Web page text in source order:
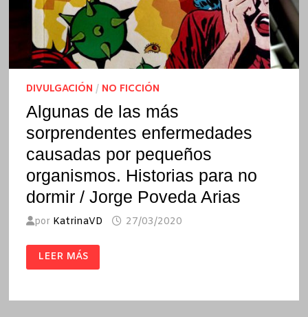
DIVULGACIÓN / NO FICCIÓN
Algunas de las más
sorprendentes enfermedades
causadas por pequeños
organismos. Historias para no
dormir / Jorge Poveda Arias
por KatrinaVD 27/03/2020
ALGUNAS
DE
LAS
ENFERMEDADES
LEER MÁS